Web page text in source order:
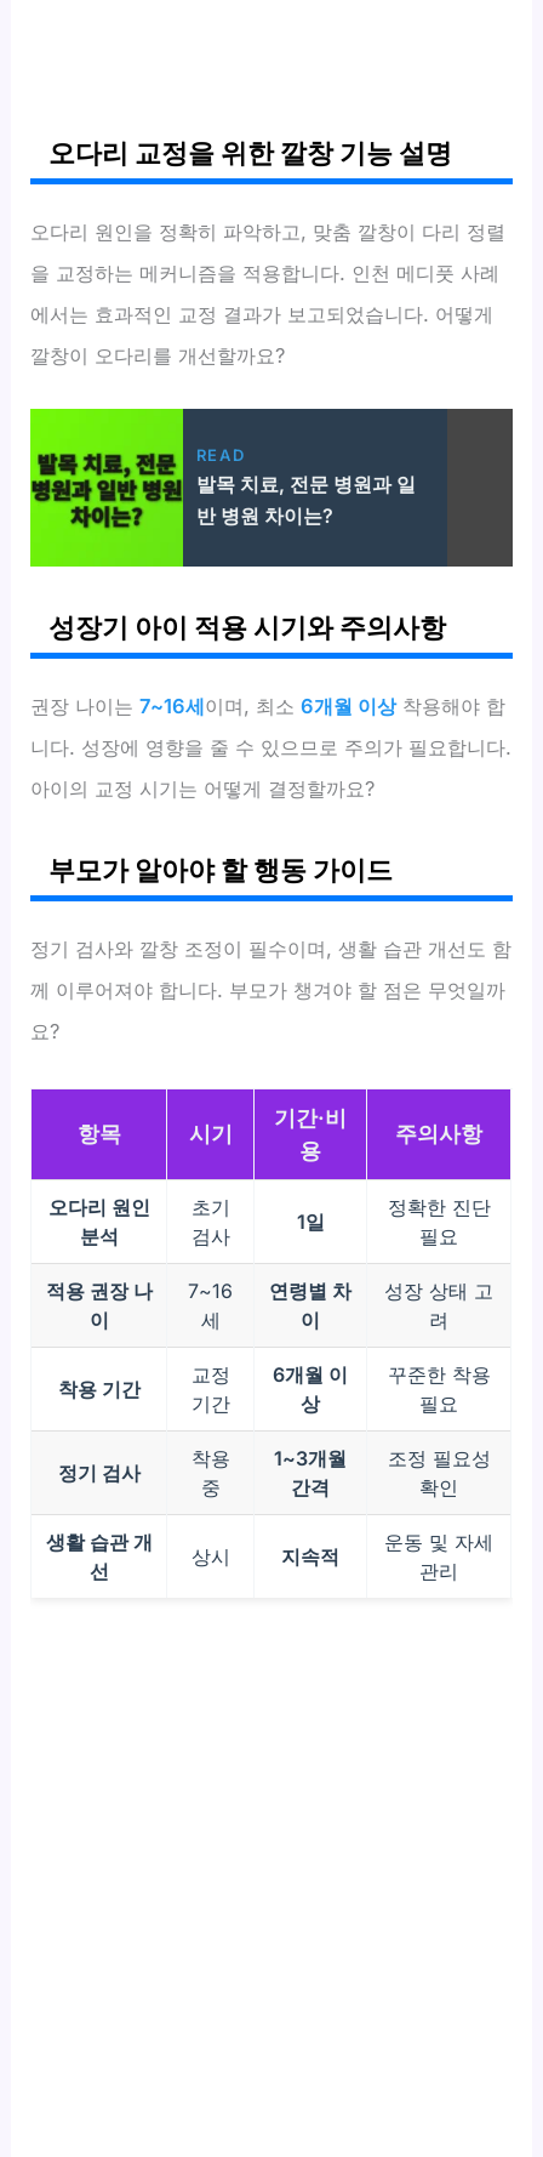
오다리 교정을 위한 깔창 기능 설명
오다리 원인을 정확히 파악하고, 맞춤 깔창이 다리 정렬
을 교정하는 메커니즘을 적용합니다. 인천 메디풋 사례
에서는 효과적인 교정 결과가 보고되었습니다. 어떻게
깔창이 오다리를 개선할까요?
READ
발목 치료, 전문 병원과 일
반 병원 차이는?
성장기 아이 적용 시기와 주의사항
권장 나이는7~16세이며, 최소6개월 이상착용해야 합
니다. 성장에 영향을 줄 수 있으므로 주의가 필요합니다.
아이의 교정 시기는 어떻게 결정할까요?
부모가 알아야 할 행동 가이드
정기 검사와 깔창 조정이 필수이며, 생활 습관 개선도 함
께 이루어져야 합니다. 부모가 챙겨야 할 점은 무엇일까
요?
항목 시기
기간·비
용
주의사항
오다리 원인
분석
초기
검사
1일
정확한 진단
필요
적용 권장 나
이
7~16
세
연령별 차
이
성장 상태 고
려
착용 기간
교정
기간
6개월 이
상
꾸준한 착용
필요
정기 검사
착용
중
1~3개월
간격
조정 필요성
확인
생활 습관 개
선
상시 지속적
운동 및 자세
관리